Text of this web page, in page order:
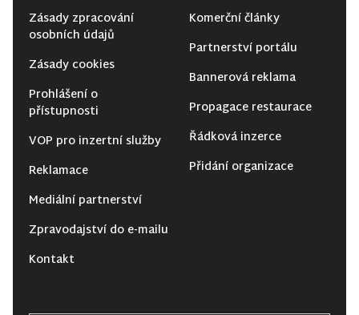
Zásady zpracování
osobních údajů
Zásady cookies
Prohlášení o
přístupnosti
VOP pro inzertní služby
Reklamace
Mediální partnerství
Zpravodajství do e-mailu
Kontakt
Komerční články
Partnerství portálu
Bannerová reklama
Propagace restaurace
Řádková inzerce
Přidání organizace